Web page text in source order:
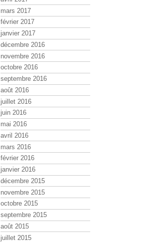
mars 2017
février 2017
janvier 2017
décembre 2016
novembre 2016
octobre 2016
septembre 2016
août 2016
juillet 2016
juin 2016
mai 2016
avril 2016
mars 2016
février 2016
janvier 2016
décembre 2015
novembre 2015
octobre 2015
septembre 2015
août 2015
juillet 2015